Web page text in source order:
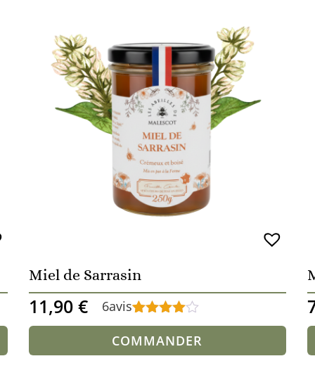
Miel de Sarrasin
11,90 € 6avis
Noté4.67
sur 5
6
COMMANDER